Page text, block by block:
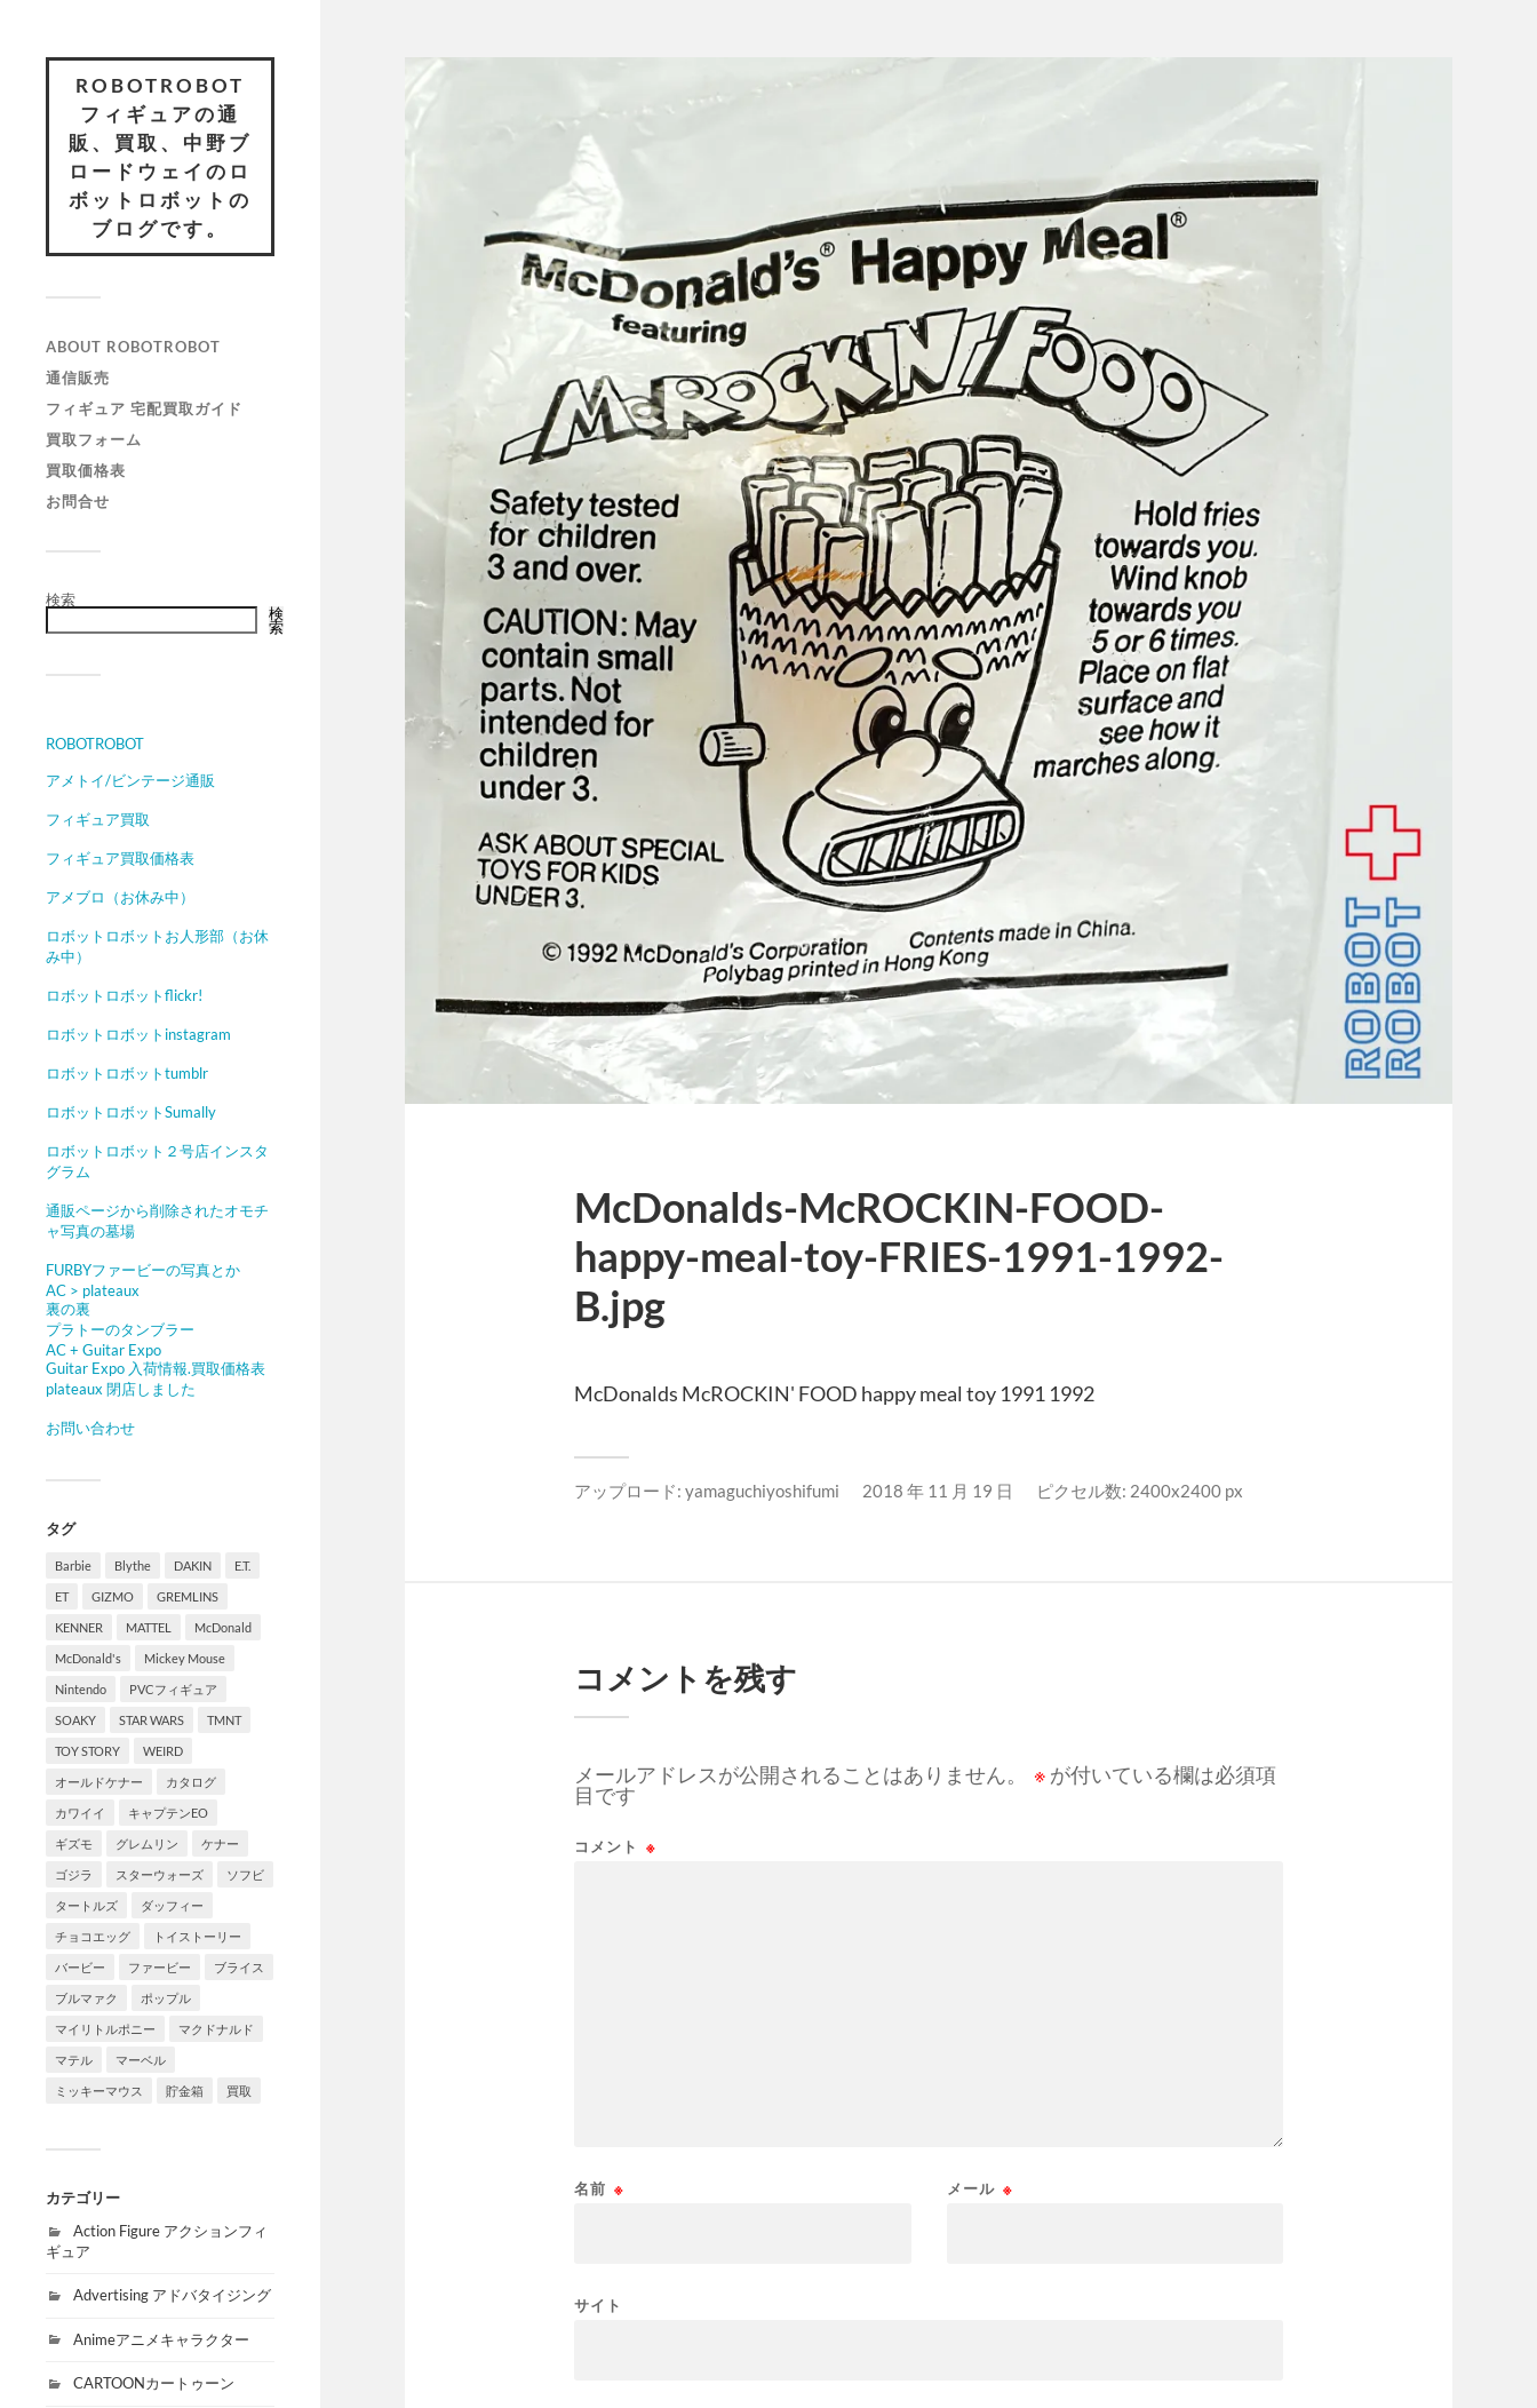
ROBOTROBOT
フィギュアの通
販、買取、中野ブ
ロードウェイのロ
ボットロボットの
ブログです。
ABOUT ROBOTROBOT
通信販売
フィギュア 宅配買取ガイド
買取フォーム
買取価格表
お問合せ
検索
検
索
ROBOTROBOT
アメトイ/ビンテージ通販
フィギュア買取
フィギュア買取価格表
アメブロ（お休み中）
ロボットロボットお人形部（お休
み中）
ロボットロボットflickr!
ロボットロボットinstagram
ロボットロボットtumblr
ロボットロボットSumally
ロボットロボット２号店インスタ
グラム
通販ページから削除されたオモチ
ャ写真の墓場
FURBYファービーの写真とか
AC > plateaux
裏の裏
プラトーのタンブラー
AC + Guitar Expo
Guitar Expo 入荷情報.買取価格表
plateaux 閉店しました
お問い合わせ
タグ
Barbie Blythe DAKIN E.T.
ET GIZMO GREMLINS
KENNER MATTEL McDonald
McDonald's Mickey Mouse
Nintendo PVCフィギュア
SOAKY STAR WARS TMNT
TOY STORY WEIRD
オールドケナー カタログ
カワイイ キャプテンEO
ギズモ グレムリン ケナー
ゴジラ スターウォーズ ソフビ
タートルズ ダッフィー
チョコエッグ トイストーリー
バービー ファービー ブライス
ブルマァク ポップル
マイリトルポニー マクドナルド
マテル マーベル
ミッキーマウス 貯金箱 買取
カテゴリー
Action Figure アクションフィ
ギュア
Advertising アドバタイジング
Animeアニメキャラクター
CARTOONカートゥーン
McDonalds-McROCKIN-FOOD-
happy-meal-toy-FRIES-1991-1992-
B.jpg
McDonalds McROCKIN' FOOD happy meal toy 1991 1992
アップロード: yamaguchiyoshifumi 2018 年 11 月 19 日 ピクセル数: 2400x2400 px
コメントを残す
メールアドレスが公開されることはありません。 ※ が付いている欄は必須項
目です
コメント ※
名前 ※ メール ※
サイト